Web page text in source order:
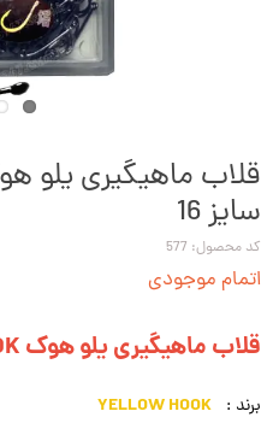
سایز 16
کد محصول: 577
اتمام موجودی
قلاب ماهیگیری یلو هوک YELLOW HOOK سایز 16
برند :
YELLOW HOOK